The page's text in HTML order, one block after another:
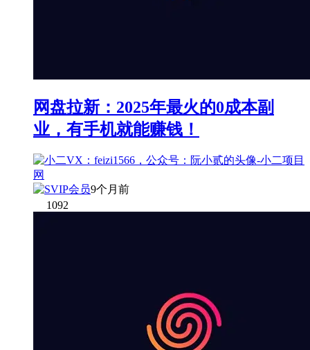
网盘拉新：2025年最火的0成本副
业，有手机就能赚钱！
9个月前
1092